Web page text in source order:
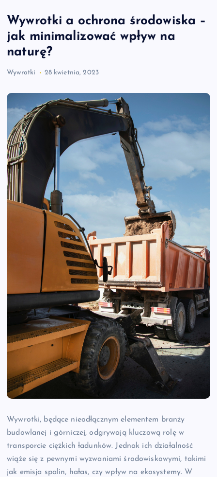
Wywrotki a ochrona środowiska –
jak minimalizować wpływ na
naturę?
Wywrotki 28 kwietnia, 2023
Wywrotki, będące nieodłącznym elementem branży
budowlanej i górniczej, odgrywają kluczową rolę w
transporcie ciężkich ładunków. Jednak ich działalność
wiąże się z pewnymi wyzwaniami środowiskowymi, takimi
jak emisja spalin, hałas, czy wpływ na ekosystemy. W